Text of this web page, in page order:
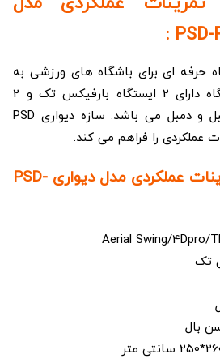
حرفه ای برای باشگاه های ورزشی به
شمار می آید. این دستگاه دارای 2 ایستگاه بارفیکس تک و 2
طبقه جهت نگهداری کتلبل و دمبل می باشد. سازه دیواری PSD
عملکردی را فراهم می کند.
ویژگی های سازه تمرینات عملکردی مدل دیواری PSD-